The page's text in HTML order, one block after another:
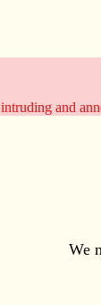
and
We